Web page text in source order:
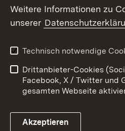
Link zum Landesportal
Kontakt
Barrierefreiheit
Impressum
Weitere Informationen zu
unserer
Technisch notwendige
Drittanbieter-Cookies
Facebook, X / Twitter und
gesamten Webseite
Akzeptieren